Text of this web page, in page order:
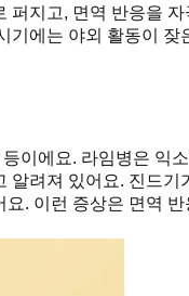
지고, 면역 반응을
기에는 야외 활동이 잦
이에요. 라임병은 익
려져 있어요. 진드
. 이런 증상은 면역